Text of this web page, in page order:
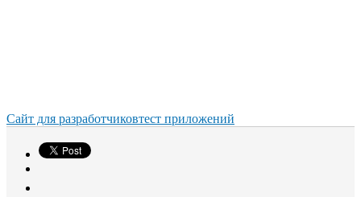
Сайт для разработчиковтест приложений